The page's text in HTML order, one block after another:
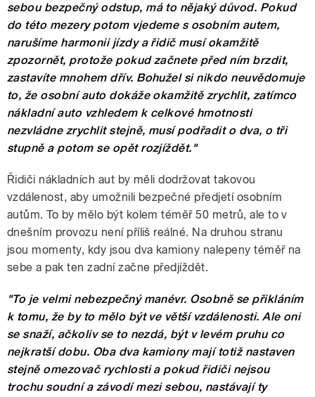
sebou bezpečný odstup, má to nějaký důvod. Pokud
do této mezery potom vjedeme s osobním autem,
narušíme harmonii jízdy a řidič musí okamžitě
zpozornět, protože pokud začnete před ním brzdit,
zastavíte mnohem dřív. Bohužel si nikdo neuvědomuje
to, že osobní auto dokáže okamžitě zrychlit, zatímco
nákladní auto vzhledem k celkové hmotnosti
nezvládne zrychlit stejně, musí podřadit o dva, o tři
stupně a potom se opět rozjíždět."
Řidiči nákladních aut by měli dodržovat takovou
vzdálenost, aby umožnili bezpečné předjetí osobním
autům. To by mělo být kolem téměř 50 metrů, ale to v
dnešním provozu není příliš reálné. Na druhou stranu
jsou momenty, kdy jsou dva kamiony nalepeny téměř na
sebe a pak ten zadní začne předjíždět.
"To je velmi nebezpečný manévr. Osobně se přikláním
k tomu, že by to mělo být ve větší vzdálenosti. Ale oni
se snaží, ačkoliv se to nezdá, být v levém pruhu co
nejkratší dobu. Oba dva kamiony mají totiž nastaven
stejně omezovač rychlosti a pokud řidiči nejsou
trochu soudní a závodí mezi sebou, nastávají ty